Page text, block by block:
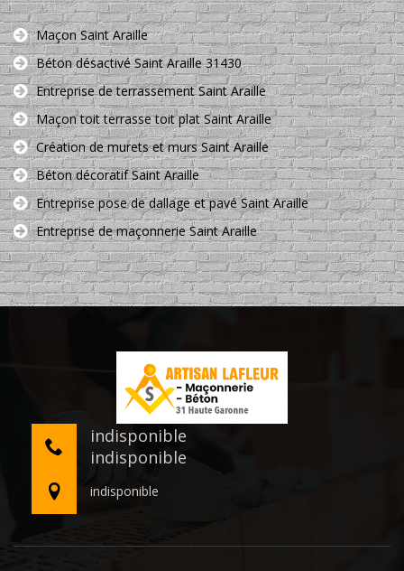
Maçon Saint Araille
Béton désactivé Saint Araille 31430
Entreprise de terrassement Saint Araille
Maçon toit terrasse toit plat Saint Araille
Création de murets et murs Saint Araille
Béton décoratif Saint Araille
Entreprise pose de dallage et pavé Saint Araille
Entreprise de maçonnerie Saint Araille
indisponible
indisponible
indisponible